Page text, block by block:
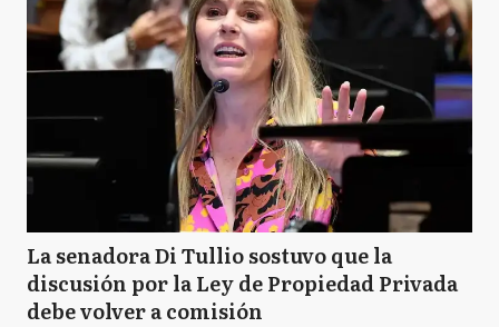
La senadora Di Tullio sostuvo que la
discusión por la Ley de Propiedad Privada
debe volver a comisión